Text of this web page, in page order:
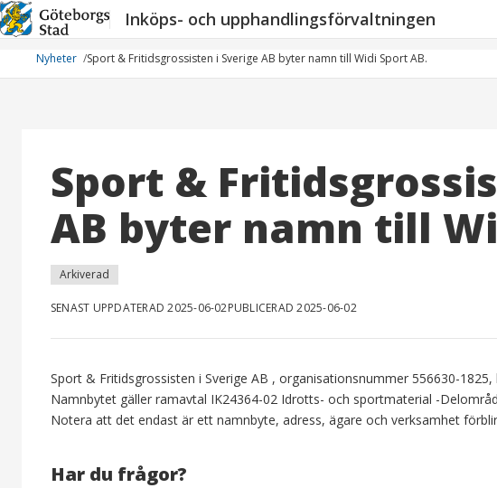
Hoppa
till
innehåll
Inköps- och upphandlingsförvaltningen
Nyheter Sport & Fritidsgrossisten i Sverige AB byter namn till Widi Sport AB.
Sport &
AB byter namn till
Arkiverad
SENAST UPPDATERAD 2025-06-02PUBLICERAD 2025-06-02
Sport & Fritidsgrossisten i Sverige AB , organisationsnummer 556630-
Namnbytet gäller ramavtal IK24364-02 Idrotts- och sportmaterial -
Notera att det endast är ett namnbyte, adress, ägare och verksamhet
Har du frågor?